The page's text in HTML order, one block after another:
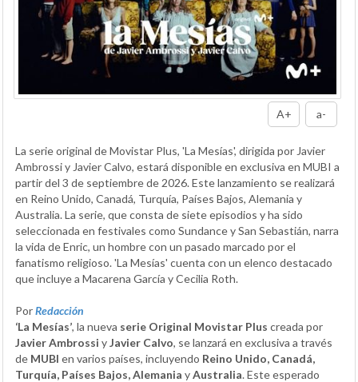
A+ a-
La serie original de Movistar Plus, 'La Mesías', dirigida por Javier
Ambrossi y Javier Calvo, estará disponible en exclusiva en MUBI a
partir del 3 de septiembre de 2026. Este lanzamiento se realizará
en Reino Unido, Canadá, Turquía, Países Bajos, Alemania y
Australia. La serie, que consta de siete episodios y ha sido
seleccionada en festivales como Sundance y San Sebastián, narra
la vida de Enric, un hombre con un pasado marcado por el
fanatismo religioso. 'La Mesías' cuenta con un elenco destacado
que incluye a Macarena García y Cecilia Roth.
PorRedacción
‘La Mesías’, la nueva serie Original Movistar Plus creada por
Javier Ambrossi yJavier Calvo, se lanzará en exclusiva a través
de MUBI en varios países, incluyendo Reino Unido, Canadá,
Turquía, Países Bajos, Alemania yAustralia. Este esperado